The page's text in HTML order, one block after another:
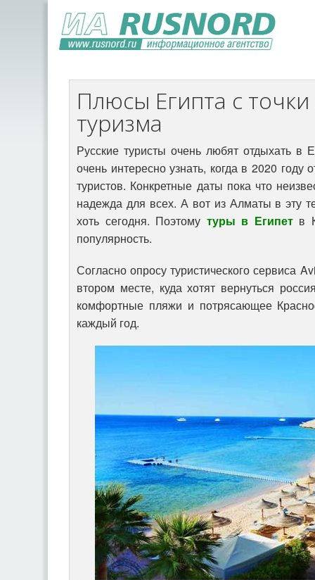
Плюсы Египта с
туризма
Русские туристы очень любят отдыхать в
очень интересно узнать, когда в 2020 году
туристов. Конкретные даты пока что
надежда для всех. А вот из Алматы в эту
хоть сегодня. Поэтому туры в Египетв
популярность.
Согласно опросу туристического сервиса
втором месте, куда хотят вернуться
комфортные пляжи и потрясающее
каждый год.